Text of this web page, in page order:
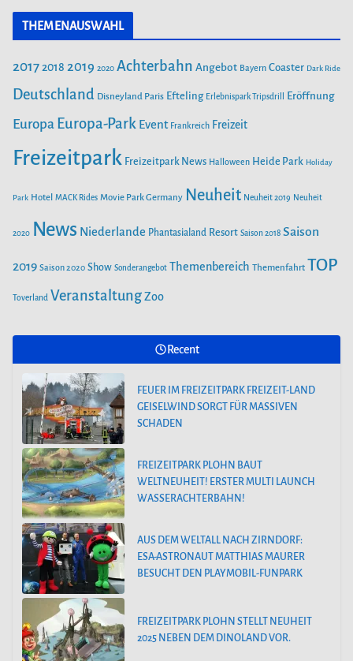
e
n
c
o
o
s
t
g
r
u
T
b
e
THEMENAUSWAHL
20172018 2019 2020 Achterbahn Angebot Bayern Coaster Dark Ride
Deutschland Disneyland Paris Efteling Erlebnispark Tripsdrill Eröffnung
Europa Europa-Park Event Frankreich Freizeit
Freizeitpark Freizeitpark News Halloween Heide Park Holiday
Park Hotel MACK Rides Movie Park Germany Neuheit Neuheit 2019 Neuheit
2020 News Niederlande Phantasialand Resort Saison 2018 Saison
2019 Saison 2020 Show Sonderangebot Themenbereich Themenfahrt TOP
Toverland VeranstaltungZoo
Recent
FEUER IM FREIZEITPARK FREIZEIT-LAND
GEISELWIND SORGT FÜR MASSIVEN
SCHADEN
FREIZEITPARK PLOHN BAUT
WELTNEUHEIT! ERSTER MULTI LAUNCH
WASSERACHTERBAHN!
AUS DEM WELTALL NACH ZIRNDORF:
ESA-ASTRONAUT MATTHIAS MAURER
BESUCHT DEN PLAYMOBIL-FUNPARK
FREIZEITPARK PLOHN STELLT NEUHEIT
2025 NEBEN DEM DINOLAND VOR.